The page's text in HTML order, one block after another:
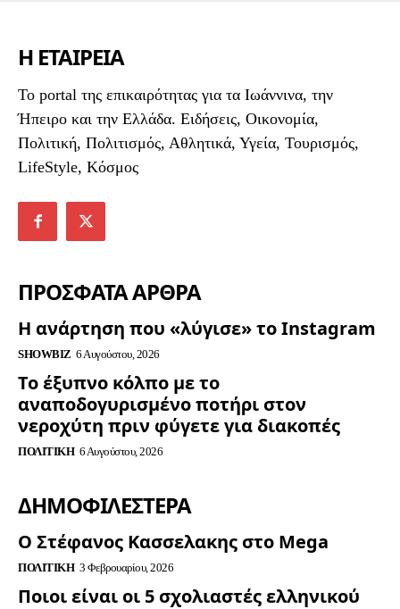
Η ΕΤΑΙΡΕΙΑ
To portal της επικαιρότητας για τα Ιωάννινα, την
Ήπειρο και την Ελλάδα. Ειδήσεις, Οικονομία,
Πολιτική, Πολιτισμός, Αθλητικά, Υγεία, Τουρισμός,
LifeStyle, Κόσμος
ΠΡΟΣΦΑΤΑ ΑΡΘΡΑ
Η ανάρτηση που «λύγισε» το Instagram
SHOWBIZ 6 Αυγούστου, 2026
Το έξυπνο κόλπο με το
αναποδογυρισμένο ποτήρι στον
νεροχύτη πριν φύγετε για διακοπές
ΠΟΛΙΤΙΚΉ 6 Αυγούστου, 2026
ΔΗΜΟΦΙΛΈΣΤΕΡΑ
Ο Στέφανος Κασσελακης στο Mega
ΠΟΛΙΤΙΚΉ 3 Φεβρουαρίου, 2026
Ποιοι είναι οι 5 σχολιαστές ελληνικού